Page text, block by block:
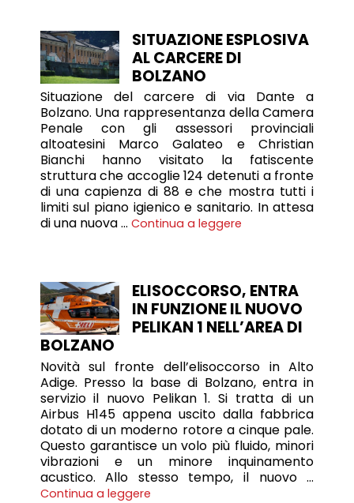
SITUAZIONE ESPLOSIVA
AL CARCERE DI
BOLZANO
Situazione del carcere di via Dante a
Bolzano. Una rappresentanza della Camera
Penale con gli assessori provinciali
altoatesini Marco Galateo e Christian
Bianchi hanno visitato la fatiscente
struttura che accoglie 124 detenuti a fronte
di una capienza di 88 e che mostra tutti i
limiti sul piano igienico e sanitario. In attesa
di una nuova … Continua a leggere
ELISOCCORSO, ENTRA
IN FUNZIONE IL NUOVO
PELIKAN 1 NELL’AREA DI
BOLZANO
Novità sul fronte dell’elisoccorso in Alto
Adige. Presso la base di Bolzano, entra in
servizio il nuovo Pelikan 1. Si tratta di un
Airbus H145 appena uscito dalla fabbrica
dotato di un moderno rotore a cinque pale.
Questo garantisce un volo più fluido, minori
vibrazioni e un minore inquinamento
acustico. Allo stesso tempo, il nuovo …
Continua a leggere